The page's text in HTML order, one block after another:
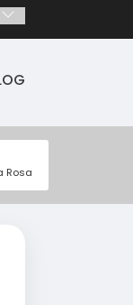
Rosa